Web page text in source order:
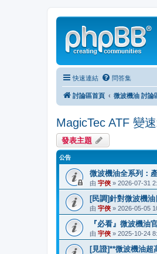
快速連結 問答集
討論區首頁 微波機油 討論
MagicTec ATF 變
發表主題
公告
微波機油全系列：
由 宇俠 » 2026-07-31
[民調]針對微波機
由 宇俠 » 2026-05-05
『必看』微波機油
由 宇俠 » 2025-10-24
[見證]**微波機油超